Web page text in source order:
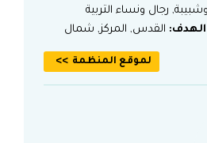
وشبيبة, رجال ونساء التربية
القدس, المركز, شمال
لموقع المنظمة